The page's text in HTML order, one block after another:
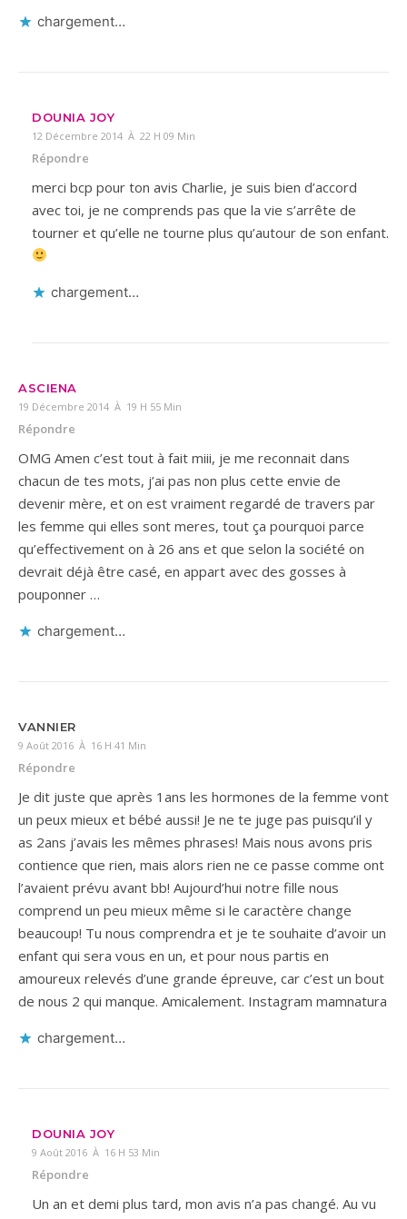
chargement…
DOUNIA JOY
12 Décembre 2014 À 22 H 09 Min
Répondre
merci bcp pour ton avis Charlie, je suis bien d’accord
avec toi, je ne comprends pas que la vie s’arrête de
tourner et qu’elle ne tourne plus qu’autour de son enfant.
chargement…
ASCIENA
19 Décembre 2014 À 19 H 55 Min
Répondre
OMG Amen c’est tout à fait miii, je me reconnait dans
chacun de tes mots, j’ai pas non plus cette envie de
devenir mère, et on est vraiment regardé de travers par
les femme qui elles sont meres, tout ça pourquoi parce
qu’effectivement on à 26 ans et que selon la société on
devrait déjà être casé, en appart avec des gosses à
pouponner …
chargement…
VANNIER
9 Août 2016 À 16 H 41 Min
Répondre
Je dit juste que après 1ans les hormones de la femme vont
un peux mieux et bébé aussi! Je ne te juge pas puisqu’il y
as 2ans j’avais les mêmes phrases! Mais nous avons pris
contience que rien, mais alors rien ne ce passe comme ont
l’avaient prévu avant bb! Aujourd’hui notre fille nous
comprend un peu mieux même si le caractère change
beaucoup! Tu nous comprendra et je te souhaite d’avoir un
enfant qui sera vous en un, et pour nous partis en
amoureux relevés d’une grande épreuve, car c’est un bout
de nous 2 qui manque. Amicalement. Instagram mamnatura
chargement…
DOUNIA JOY
9 Août 2016 À 16 H 53 Min
Répondre
Un an et demi plus tard, mon avis n’a pas changé. Au vu